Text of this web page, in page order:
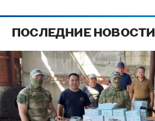
ПОСЛЕДНИЕ НОВОСТИ